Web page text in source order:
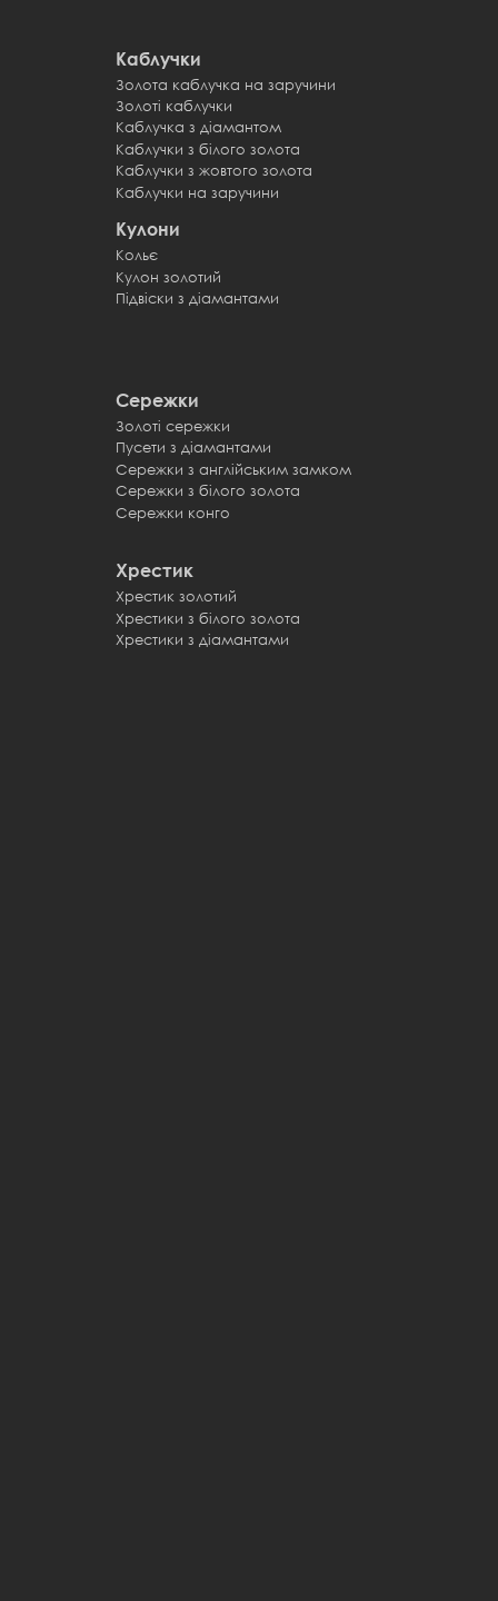
Каблучки
Золота каблучка на заручини
Золоті каблучки
Каблучка з діамантом
Каблучки з білого золота
Каблучки з жовтого золота
Каблучки на заручини
Кулони
Кольє
Кулон золотий
Підвіски з діамантами
Сережки
Золоті сережки
Пусети з діамантами
Сережки з англійським замком
Сережки з білого золота
Сережки конго
Хрестик
Хрестик золотий
Хрестики з білого золота
Хрестики з діамантами